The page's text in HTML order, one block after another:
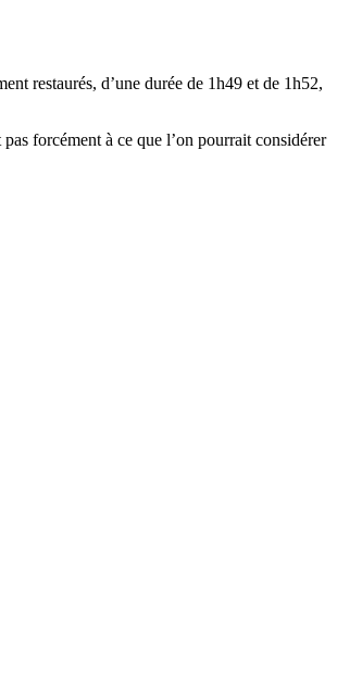
restaurés, d’une durée de 1h49 et de 1h52,
forcément à ce que l’on pourrait considérer